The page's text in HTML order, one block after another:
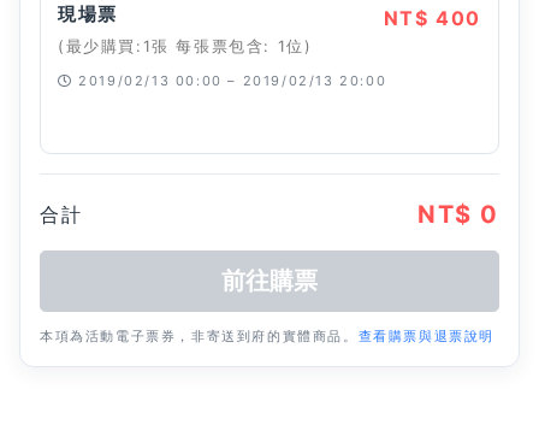
現場票
(最少購買:1張 每張票包含: 1位)
NT$ 400
2019/02/13 00:00 – 2019/02/13 20:00
合計 NT$ 0
本項為活動電子票券，非寄送到府的實體商品。 查看購票與退票說明